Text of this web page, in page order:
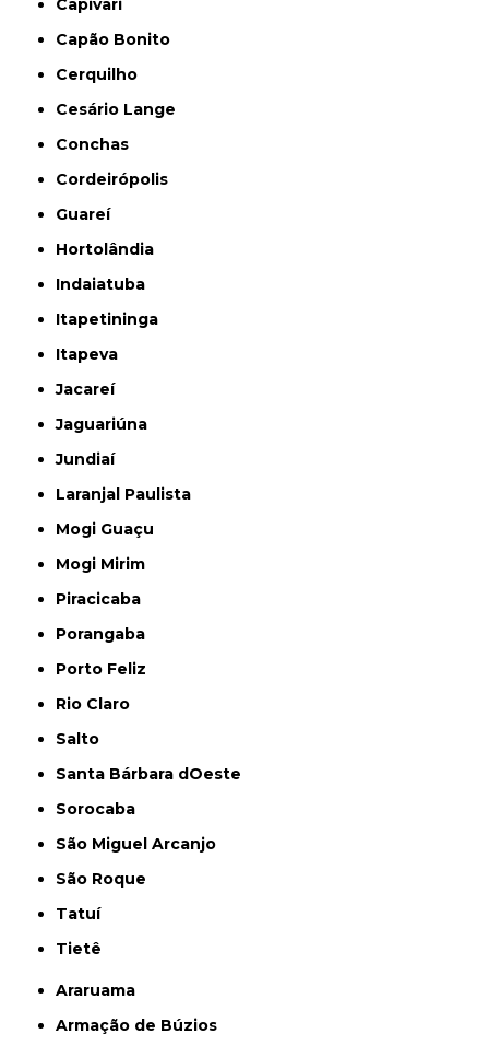
Capivari
Capão Bonito
Cerquilho
Cesário Lange
Conchas
Cordeirópolis
Guareí
Hortolândia
Indaiatuba
Itapetininga
Itapeva
Jacareí
Jaguariúna
Jundiaí
Laranjal Paulista
Mogi Guaçu
Mogi Mirim
Piracicaba
Porangaba
Porto Feliz
Rio Claro
Salto
Santa Bárbara dOeste
Sorocaba
São Miguel Arcanjo
São Roque
Tatuí
Tietê
Araruama
Armação de Búzios